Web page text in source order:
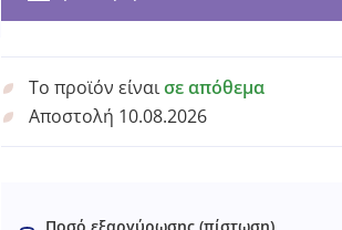
Το προϊόν είναισε απόθεμα
Αποστολή 10.08.2026
Ποσό εξαργύρωσης (πίστωση)